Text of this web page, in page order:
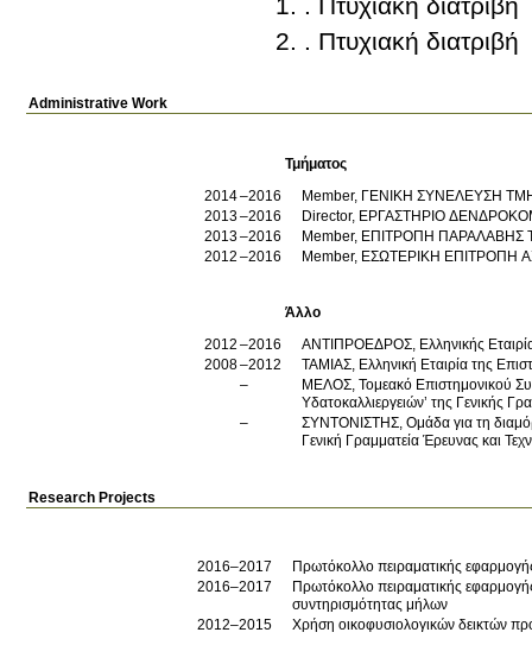
. Πτυχιακή διατριβή
Administrative Work
Τμήματος
2014
2016
Member, ΓΕΝΙΚΗ ΣΥΝΕΛΕΥΣΗ
2013
2016
Director, ΕΡΓΑΣΤΗΡΙΟ
2013
2016
Member, ΕΠΙΤΡΟΠΗ
2012
2016 Member, ΕΣΩΤΕΡΙΚΗ ΕΠΙΤΡΟΠΗ
Άλλο
2012
2016
ΑΝΤΙΠΡΟΕΔΡΟΣ, Ελληνικής
2008
2012
ΤΑΜΙΑΣ, Ελληνική Εταιρία της
ΜΕΛΟΣ, Τομεακό Επιστημονικού
Υδατοκαλλιεργειών’ της Γενικής
ΣΥΝΤΟΝΙΣΤΗΣ, Ομάδα για τη
Γενική Γραμματεία Έρευνας και
Research Projects
2016–2017
Πρωτόκολλο πειραματικής
2016–2017
Πρωτόκολλο πειραματικής
συντηρισμότητας μήλων
2012–2015
Χρήση οικοφυσιολογικών δεικτών